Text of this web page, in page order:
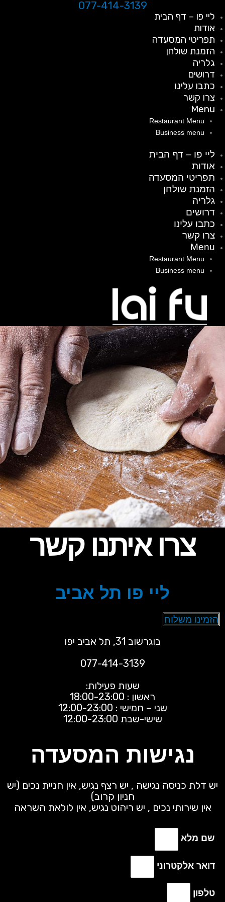
לתוכן
077-414-3139
ליי פו – דף הבית
אודות
תפריטי המסעדה
הזמנת שולחן
גלריה
דרושים
כתבו עלינו
צרו קשר
Menu
Restaurant Menu
Business menu
ליי פו – דף הבית
אודות
תפריטי המסעדה
הזמנת שולחן
גלריה
דרושים
כתבו עלינו
צרו קשר
Menu
Restaurant Menu
Business menu
צרו איתנו קשר
ליי פו תל אביב
הזמינו משלוח
בוגרשוב 31, תל אביב יפו
077-414-3139
שעות פעילות:
ראשון : 18:00-23:00
שני – חמישי : 12:00-23:00
שישי-שבת 12:00-23:00
נגישות המסעדה
יש דלת כניסה נגישה , יש רצף נגיש, אין חניית נכים (יש
חניון קרוב)
אין שירותי נכים , יש ריהוט נגיש, אין לולאת השראה
שם מלא
דואר אלקטרוני
טלפון